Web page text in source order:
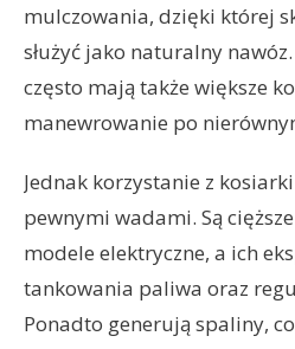
mulczowania, dzięki której
służyć jako naturalny
często mają także większe
manewrowanie po
Jednak korzystanie z
pewnymi wadami. Są
modele elektryczne, a ich
tankowania paliwa oraz
Ponadto generują spaliny,